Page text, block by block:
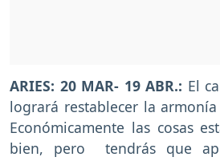
ARIES: 20 MAR- 19 ABR.: El
logrará restablecer la
Económicamente las cosas
bien, pero tendrás que